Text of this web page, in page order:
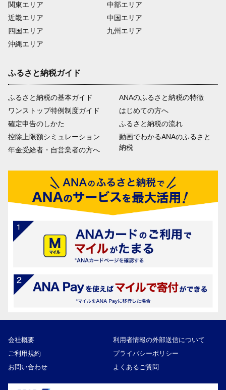
関東エリア
近畿エリア
四国エリア
沖縄エリア
中部エリア
中国エリア
九州エリア
ふるさと納税ガイド
ふるさと納税の基本ガイド
ワンストップ特例制度ガイド
確定申告のしかた
控除上限額シミュレーション
年金受給者・自営業者の方へ
ANAのふるさと納税の特徴
はじめての方へ
ふるさと納税の流れ
動画でわかるANAのふるさと
納税
会社概要
利用者情報の外部送信について
ご利用規約
プライバシーポリシー
お問い合わせ
よくあるご質問